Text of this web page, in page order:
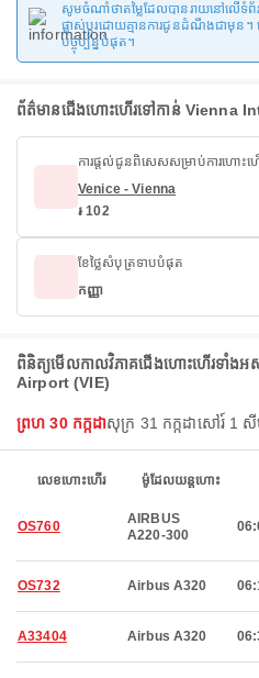
សូមចំណាំថាតម្លៃដែលបានរាយនៅលើទំ
ផ្លាស់ប្តូរដោយគ្មានការជូនដំណឹងជាមុន
បច្ចុប្បន្នបំផុត។
ព័ត៌មានជើងហោះហើរទៅកាន់ Vienna
ការផ្តល់ជូនពិសេសសម្រាប់ការហោះហ
Venice - Vienna
៛ 102
ខែថ្លៃសំបុត្រទាបបំផុត
កញ្ញា
ពិនិត្យមើលកាលវិភាគជើងហោះហើរទាំ
Airport (VIE)
ព្រហ 30 កក្កដាសុក្រ 31 កក្កដាសៅរ៍ 1 សី
លេខហោះហើរ ម៉ូដែលយន្តហោះ
OS760
AIRBUS
A220-300
OS732 Airbus A320
A33404 Airbus A320